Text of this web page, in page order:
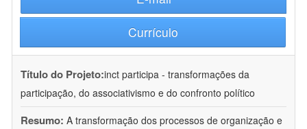
Currículo
Título do Projeto:inct participa - transformações da
participação, do associativismo e do confronto político
Resumo: A transformação dos processos de organização e